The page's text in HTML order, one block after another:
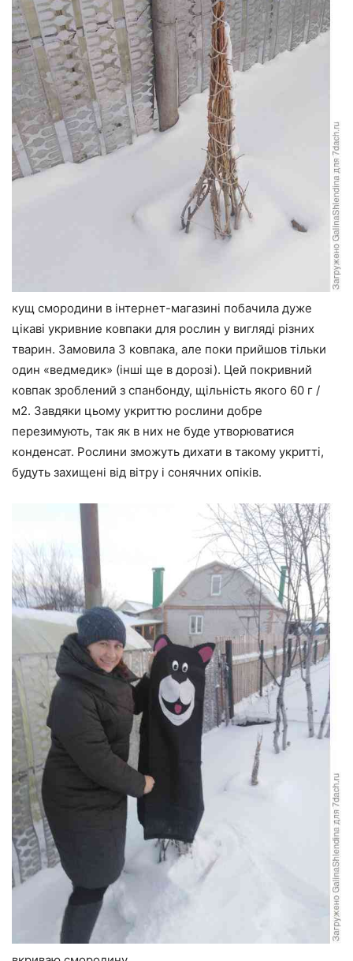
кущ смородини в інтернет-магазині побачила дуже
цікаві укривние ковпаки для рослин у вигляді різних
тварин. Замовила 3 ковпака, але поки прийшов тільки
один «ведмедик» (інші ще в дорозі). Цей покривний
ковпак зроблений з спанбонду, щільність якого 60 г /
м2. Завдяки цьому укриттю рослини добре
перезимують, так як в них не буде утворюватися
конденсат. Рослини зможуть дихати в такому укритті,
будуть захищені від вітру і сонячних опіків.